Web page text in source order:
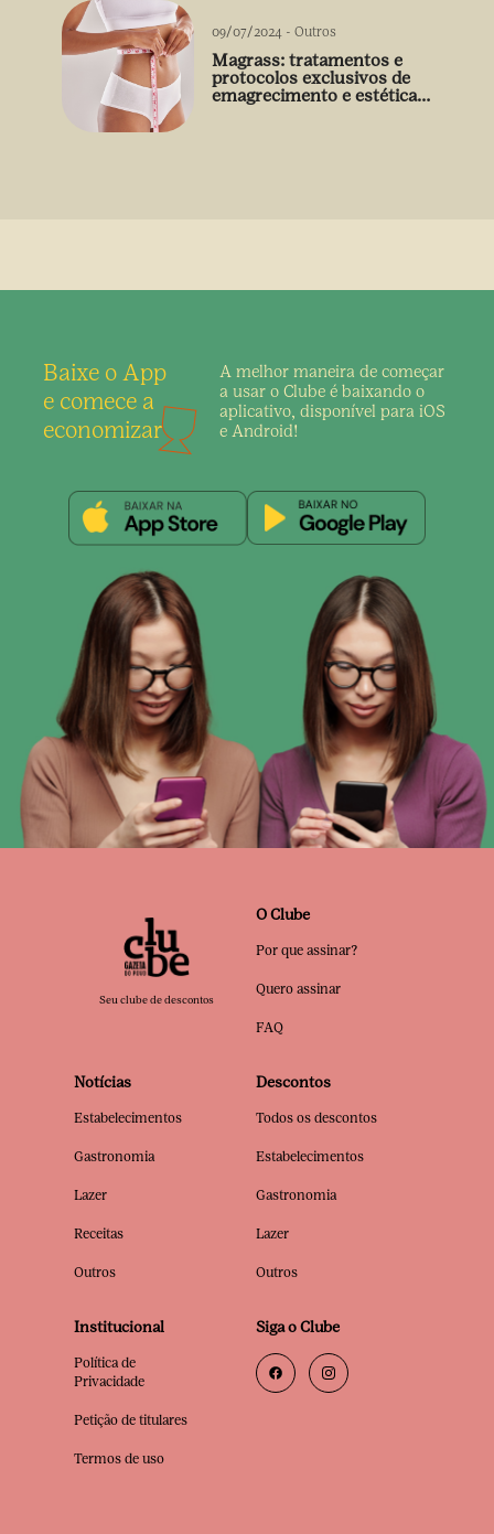
09/07/2024 - Outros
Magrass: tratamentos e
protocolos exclusivos de
emagrecimento e estética
Baixe o App
e comece a
economizar
A melhor maneira de começar
a usar o Clube é baixando o
aplicativo, disponível para iOS
e Android!
Seu clube de descontos
O Clube
Por que assinar?
Quero assinar
FAQ
Notícias
Estabelecimentos
Gastronomia
Lazer
Receitas
Outros
Descontos
Todos os descontos
Estabelecimentos
Gastronomia
Lazer
Outros
Institucional
Política de
Privacidade
Petição de titulares
Termos de uso
Siga o Clube